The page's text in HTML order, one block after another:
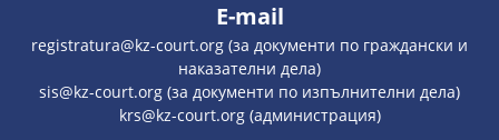
E-mail
registratura@kz-court.org (за документи по граждански и
наказателни дела)
sis@kz-court.org (за документи по изпълнителни дела)
krs@kz-court.org (администрация)